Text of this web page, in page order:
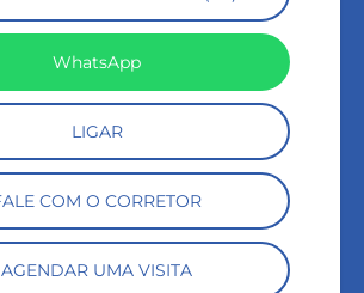
WhatsApp
LIGAR
COM O CORRETOR
AGENDAR UMA VISITA